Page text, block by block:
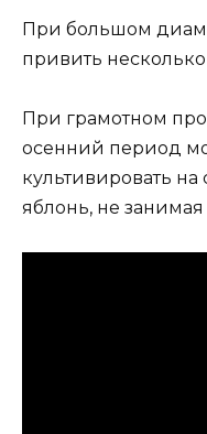
При большом
привить
При грамотном
осенний период
культивировать на
яблонь, не